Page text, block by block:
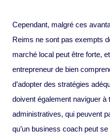
Cependant, malgré ces
Reims ne sont pas exempts
marché local peut être forte,
entrepreneur de bien
d’adopter des stratégies
doivent également naviguer
administratives, qui peuvent
qu’un business coach peut